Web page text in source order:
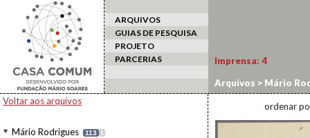
ARQUIVOS
GUIAS DE PESQUISA
PROJETO
PARCERIAS
Voltar aos arquivos
Mário Rodrigues 113 I
Imprensa: 4
Arquivos > Mário
ordenar